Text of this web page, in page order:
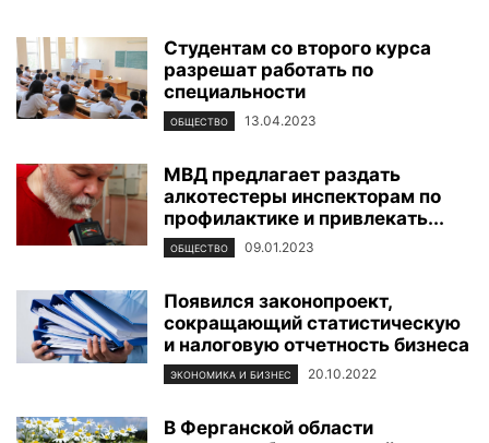
Студентам со второго курса
разрешат работать по
специальности
ОБЩЕСТВО 13.04.2023
МВД предлагает раздать
алкотестеры инспекторам по
профилактике и привлекать...
ОБЩЕСТВО 09.01.2023
Появился законопроект,
сокращающий статистическую
и налоговую отчетность бизнеса
ЭКОНОМИКА И БИЗНЕС 20.10.2022
В Ферганской области